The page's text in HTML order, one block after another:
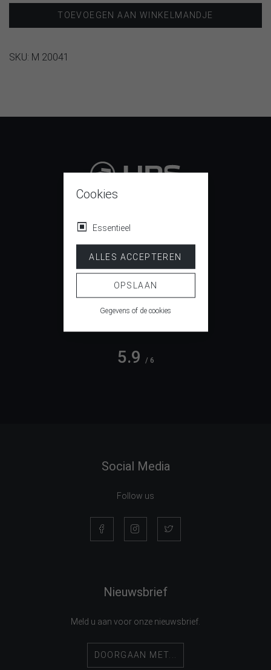
TOEVOEGEN AAN WINKELMANDJE
SKU: M 20041
9.4
4.5/ 5
5.9 / 6
Social Media
Follow us
Nieuwsbrief
Meld u aan voor onze nieuwsbrief.
DOORGAAN MET...
Cookies
Essentieel
ALLES ACCEPTEREN
OPSLAAN
Gegevens of de cookies